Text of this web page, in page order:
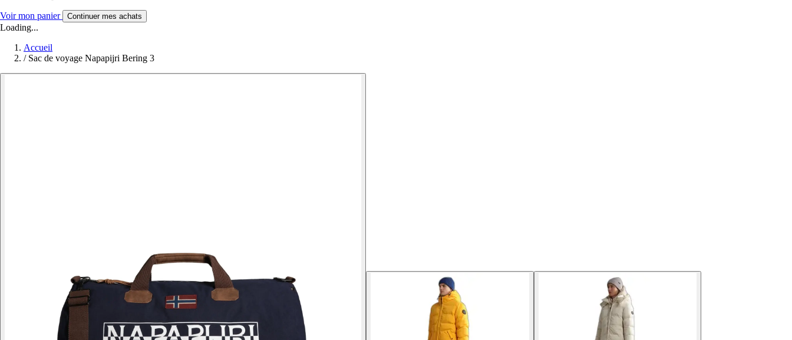
Voir mon panier Continuer mes achats
Loading...
Accueil
/ Sac de voyage Napapijri Bering 3